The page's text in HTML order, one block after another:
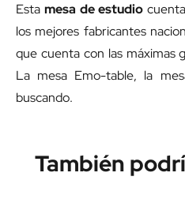
Esta mesa de estudio
los mejores fabricantes
que cuenta con las máximas
La mesa Emo-table, la
buscando.
También